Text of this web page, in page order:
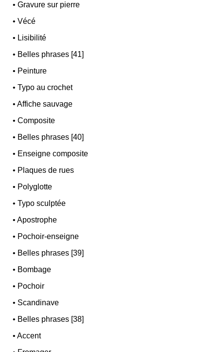
•Gravure sur pierre
•Vécé
• Lisibilité
• Belles phrases [41]
• Peinture
•Typo au crochet
•Affiche sauvage
•Composite
• Belles phrases [40]
• Enseigne composite
• Plaques de rues
• Polyglotte
•Typo sculptée
•Apostrophe
• Pochoir-enseigne
• Belles phrases [39]
• Bombage
• Pochoir
• Scandinave
• Belles phrases [38]
•Accent